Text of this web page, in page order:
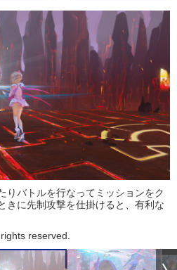
りバトルを行なってミッションをク
きに先制攻撃を仕掛けると、有利な
reserved.